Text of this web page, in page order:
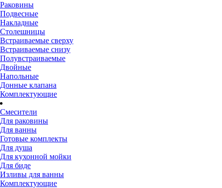
Раковины
Подвесные
Накладные
Столешницы
Встраиваемые сверху
Встраиваемые снизу
Полувстраиваемые
Двойные
Напольные
Донные клапана
Комплектующие
Смесители
Для раковины
Для ванны
Готовые комплекты
Для душа
Для кухонной мойки
Для биде
Изливы для ванны
Комплектующие